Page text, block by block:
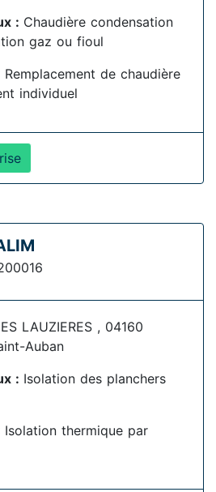
: Chaudière condensation
gaz ou fioul
Remplacement de chaudière
individuel
LAUZIERES , 04160
Auban
: Isolation des planchers
Isolation thermique par